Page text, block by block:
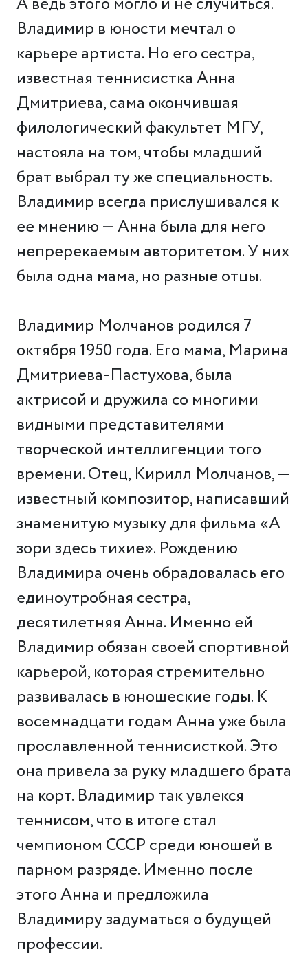
Владимир в юности мечтал о
карьере артиста. Но его сестра,
известная теннисистка Анна
Дмитриева, сама окончившая
филологический факультет МГУ,
настояла на том, чтобы младший
брат выбрал ту же специальность.
Владимир всегда прислушивался к
ее мнению — Анна была для него
непререкаемым авторитетом. У них
была одна мама, но разные отцы.
Владимир Молчанов родился 7
октября 1950 года. Его мама, Марина
Дмитриева-Пастухова, была
актрисой и дружила со многими
видными представителями
творческой интеллигенции того
времени. Отец, Кирилл Молчанов, —
известный композитор, написавший
знаменитую музыку для фильма «А
зори здесь тихие». Рождению
Владимира очень обрадовалась его
единоутробная сестра,
десятилетняя Анна. Именно ей
Владимир обязан своей спортивной
карьерой, которая стремительно
развивалась в юношеские годы. К
восемнадцати годам Анна уже была
прославленной теннисисткой. Это
она привела за руку младшего брата
на корт. Владимир так увлекся
теннисом, что в итоге стал
чемпионом СССР среди юношей в
парном разряде. Именно после
этого Анна и предложила
Владимиру задуматься о будущей
профессии.